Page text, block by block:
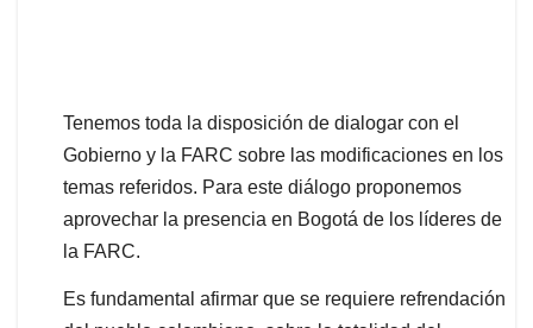
Tenemos toda la disposición de dialogar con el
Gobierno y la FARC sobre las modificaciones en los
temas referidos. Para este diálogo proponemos
aprovechar la presencia en Bogotá de los líderes de
la FARC.
Es fundamental afirmar que se requiere refrendación